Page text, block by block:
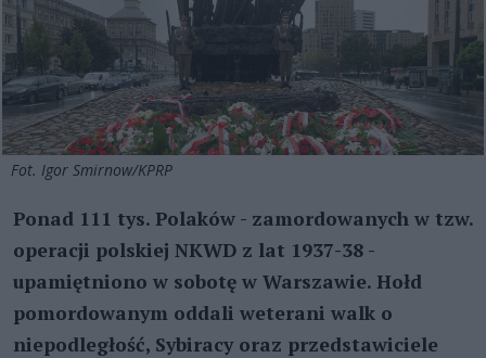
Fot. Igor Smirnow/KPRP
Ponad 111 tys. Polaków - zamordowanych w tzw.
operacji polskiej NKWD z lat 1937-38 -
upamiętniono w sobotę w Warszawie. Hołd
pomordowanym oddali weterani walk o
niepodległość, Sybiracy oraz przedstawiciele